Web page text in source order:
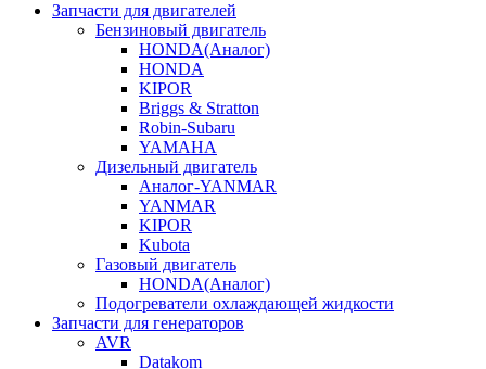
Запчасти для двигателей
Бензиновый двигатель
HONDA(Aналог)
HONDA
KIPOR
Briggs & Stratton
Robin-Subaru
YAMAHA
Дизельный двигатель
Аналог-YANMAR
YANMAR
KIPOR
Kubota
Газовый двигатель
HONDA(Aналог)
Подогреватели охлаждающей жидкости
Запчасти для генераторов
AVR
Datakom